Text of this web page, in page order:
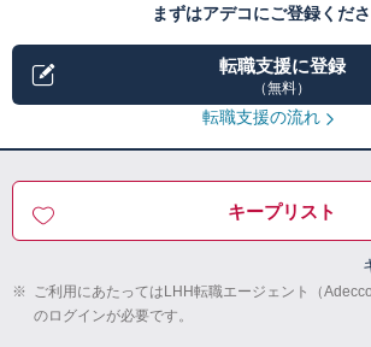
まずはアデコにご登録くだ
転職支援に登録
（無料）
転職支援の流れ
キープリスト
※ ご利用にあたってはLHH転職エージェント（
のログインが必要です。